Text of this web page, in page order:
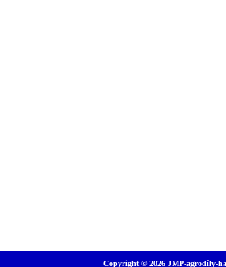
Copyright © 2026 JMP-agrodíly-